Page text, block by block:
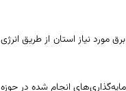
خراسان جنوبی بین ۳۴۰ تا ۳۹۰ مگاوات است و هم‌اکنون بیش از ۳۰ درصد برق مورد نیاز استان از طریق انرژی
انجام شده در حوزه